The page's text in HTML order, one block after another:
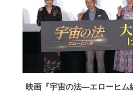
映画『宇宙の法―エローヒ